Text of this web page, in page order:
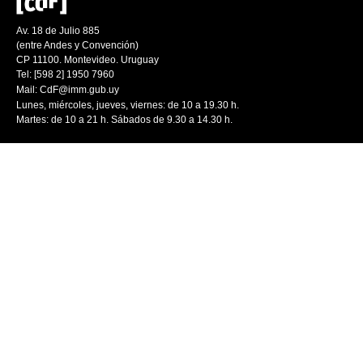
Av. 18 de Julio 885
(entre Andes y Convención)
CP 11100. Montevideo. Uruguay
Tel: [598 2] 1950 7960
Mail: CdF@imm.gub.uy
Lunes, miércoles, jueves, viernes: de 10 a 19.30 h.
Martes: de 10 a 21 h. Sábados de 9.30 a 14.30 h.